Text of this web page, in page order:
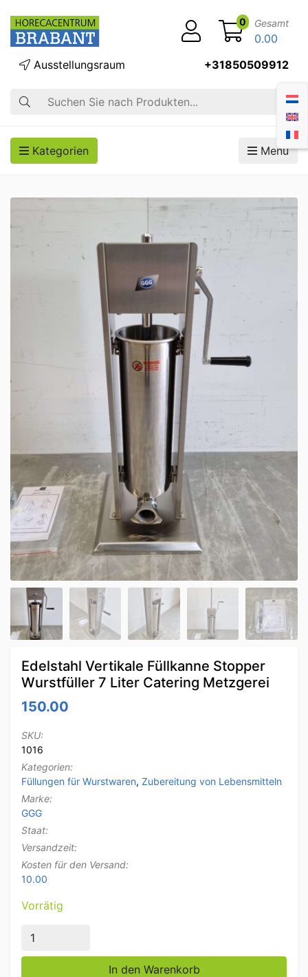
Suche
Ausstellungsraum +31850509912
0 Gesamt
0.00
Kategorien Menü
Edelstahl Vertikale Füllkanne Stopper
Wurstfüller 7 Liter Catering Metzgerei
150.00
SKU:
1016
Kategorien:
Füllungen für Wurstwaren, Zubereitung von Lebensmitteln
Marke:
GGG
Staat:
Versandzeit:
Kosten für den Versand:
10.00
Vorrätig
Edelstahl Vertikale Füllkanne Stopper Wurstfüller 7
In den Warenkorb